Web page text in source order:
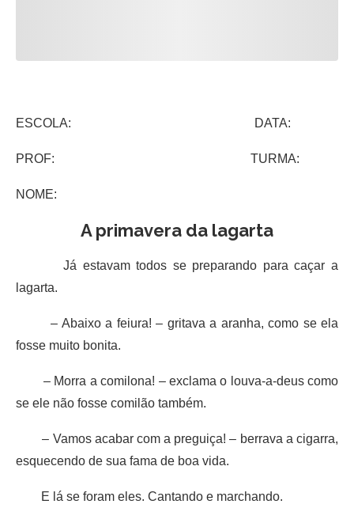
ESCOLA: DATA:
PROF: TURMA:
NOME:
A primavera da lagarta
Já estavam todos se preparando para caçar a
lagarta.
– Abaixo a feiura! – gritava a aranha, como se ela
fosse muito bonita.
– Morra a comilona! – exclama o louva-a-deus como
se ele não fosse comilão também.
– Vamos acabar com a preguiça! – berrava a cigarra,
esquecendo de sua fama de boa vida.
E lá se foram eles. Cantando e marchando.